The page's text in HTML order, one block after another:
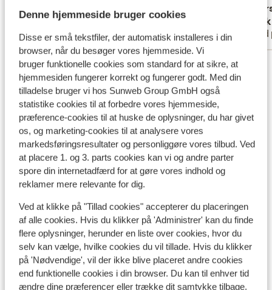
Denne hjemmeside bruger cookies
Disse er små tekstfiler, der automatisk installeres i din
browser, når du besøger vores hjemmeside. Vi
bruger funktionelle cookies som standard for at sikre, at
hjemmesiden fungerer korrekt og fungerer godt. Med din
tilladelse bruger vi hos Sunweb Group GmbH også
statistike cookies til at forbedre vores hjemmeside,
præference-cookies til at huske de oplysninger, du har givet
os, og marketing-cookies til at analysere vores
markedsføringsresultater og personliggøre vores tilbud. Ved
at placere 1. og 3. parts cookies kan vi og andre parter
spore din internetadfærd for at gøre vores indhold og
reklamer mere relevante for dig.
Ved at klikke på "Tillad cookies" accepterer du placeringen
af alle cookies. Hvis du klikker på 'Administrer' kan du finde
flere oplysninger, herunder en liste over cookies, hvor du
selv kan vælge, hvilke cookies du vil tillade. Hvis du klikker
på 'Nødvendige', vil der ikke blive placeret andre cookies
end funktionelle cookies i din browser. Du kan til enhver tid
ændre dine præferencer eller trække dit samtykke tilbage.
Anonym
Venner
Nick
Se alle 7 anmeldelser
Lokation
Se på kort
I området
I udkanten af centrum
Afstand til centrum: ca. 800 meter
Afstand til togstation ca. 500 meter
Afstand til busstoppested ca. 80 meter